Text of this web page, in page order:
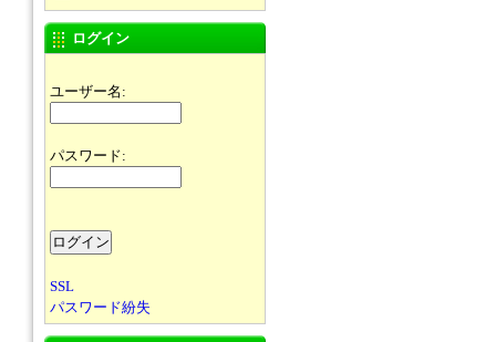
ログイン
ユーザー名:
パスワード:
SSL
パスワード紛失